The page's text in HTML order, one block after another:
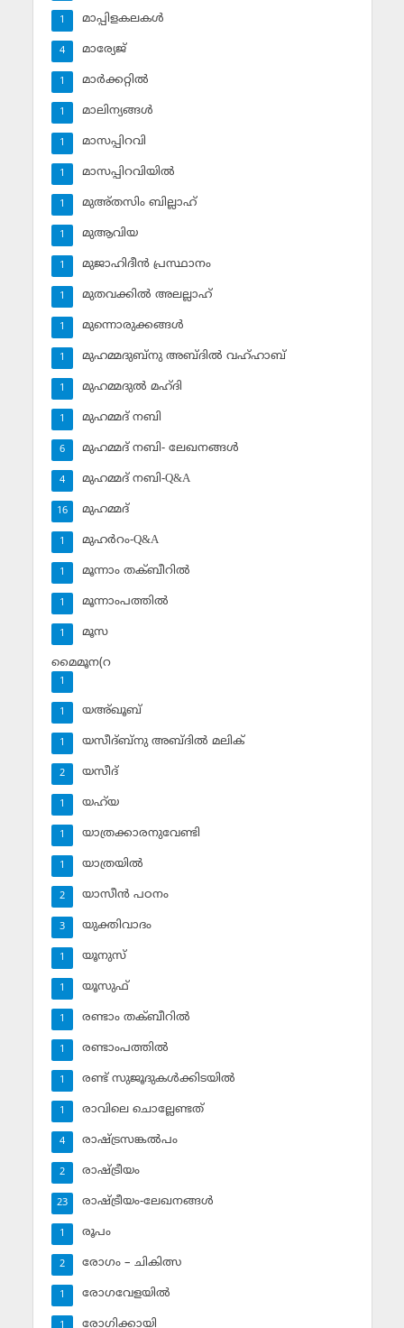
മാപ്പിളകലകള്‍
1
മാര്യേജ്
4
മാര്‍ക്കറ്റില്‍
1
മാലിന്യങ്ങള്‍
1
മാസപ്പിറവി
1
മാസപ്പിറവിയില്‍
1
മുഅ്തസിം ബില്ലാഹ്
1
മുആവിയ
1
മുജാഹിദീന്‍ പ്രസ്ഥാനം
1
മുതവക്കില്‍ അലല്ലാഹ്
1
മുന്നൊരുക്കങ്ങള്‍
1
മുഹമ്മദുബ്‌നു അബ്ദില്‍ വഹ്ഹാബ്
1
മുഹമ്മദുല്‍ മഹ്ദി
1
മുഹമ്മദ് നബി
1
മുഹമ്മദ് നബി- ലേഖനങ്ങള്‍
6
മുഹമ്മദ് നബി-Q&A
4
മുഹമ്മദ്‌
16
മുഹര്‍റം-Q&A
1
മൂന്നാം തക്ബീറില്‍
1
മൂന്നാംപത്തില്‍
1
മൂസ
1
മൈമൂന(റ
1
യഅ്ഖൂബ്‌
1
യസീദ്ബ്‌നു അബ്ദില്‍ മലിക്‌
1
യസീദ്‌
2
യഹ്‌യ
1
യാത്രക്കാരനുവേണ്ടി
1
യാത്രയില്‍
1
യാസീന്‍ പഠനം
2
യുക്തിവാദം
3
യൂനുസ്‌
1
യൂസുഫ്‌
1
രണ്ടാം തക്ബീറില്‍
1
രണ്ടാംപത്തില്‍
1
രണ്ട് സുജൂദുകള്‍ക്കിടയില്‍
1
രാവിലെ ചൊല്ലേണ്ടത്
1
രാഷ്ട്രസങ്കല്‍പം
4
രാഷ്ട്രീയം
2
രാഷ്ട്രീയം-ലേഖനങ്ങള്‍
23
രൂപം
1
രോഗം – ചികിത്സ
2
രോഗവേളയില്‍
1
രോഗിക്കായി